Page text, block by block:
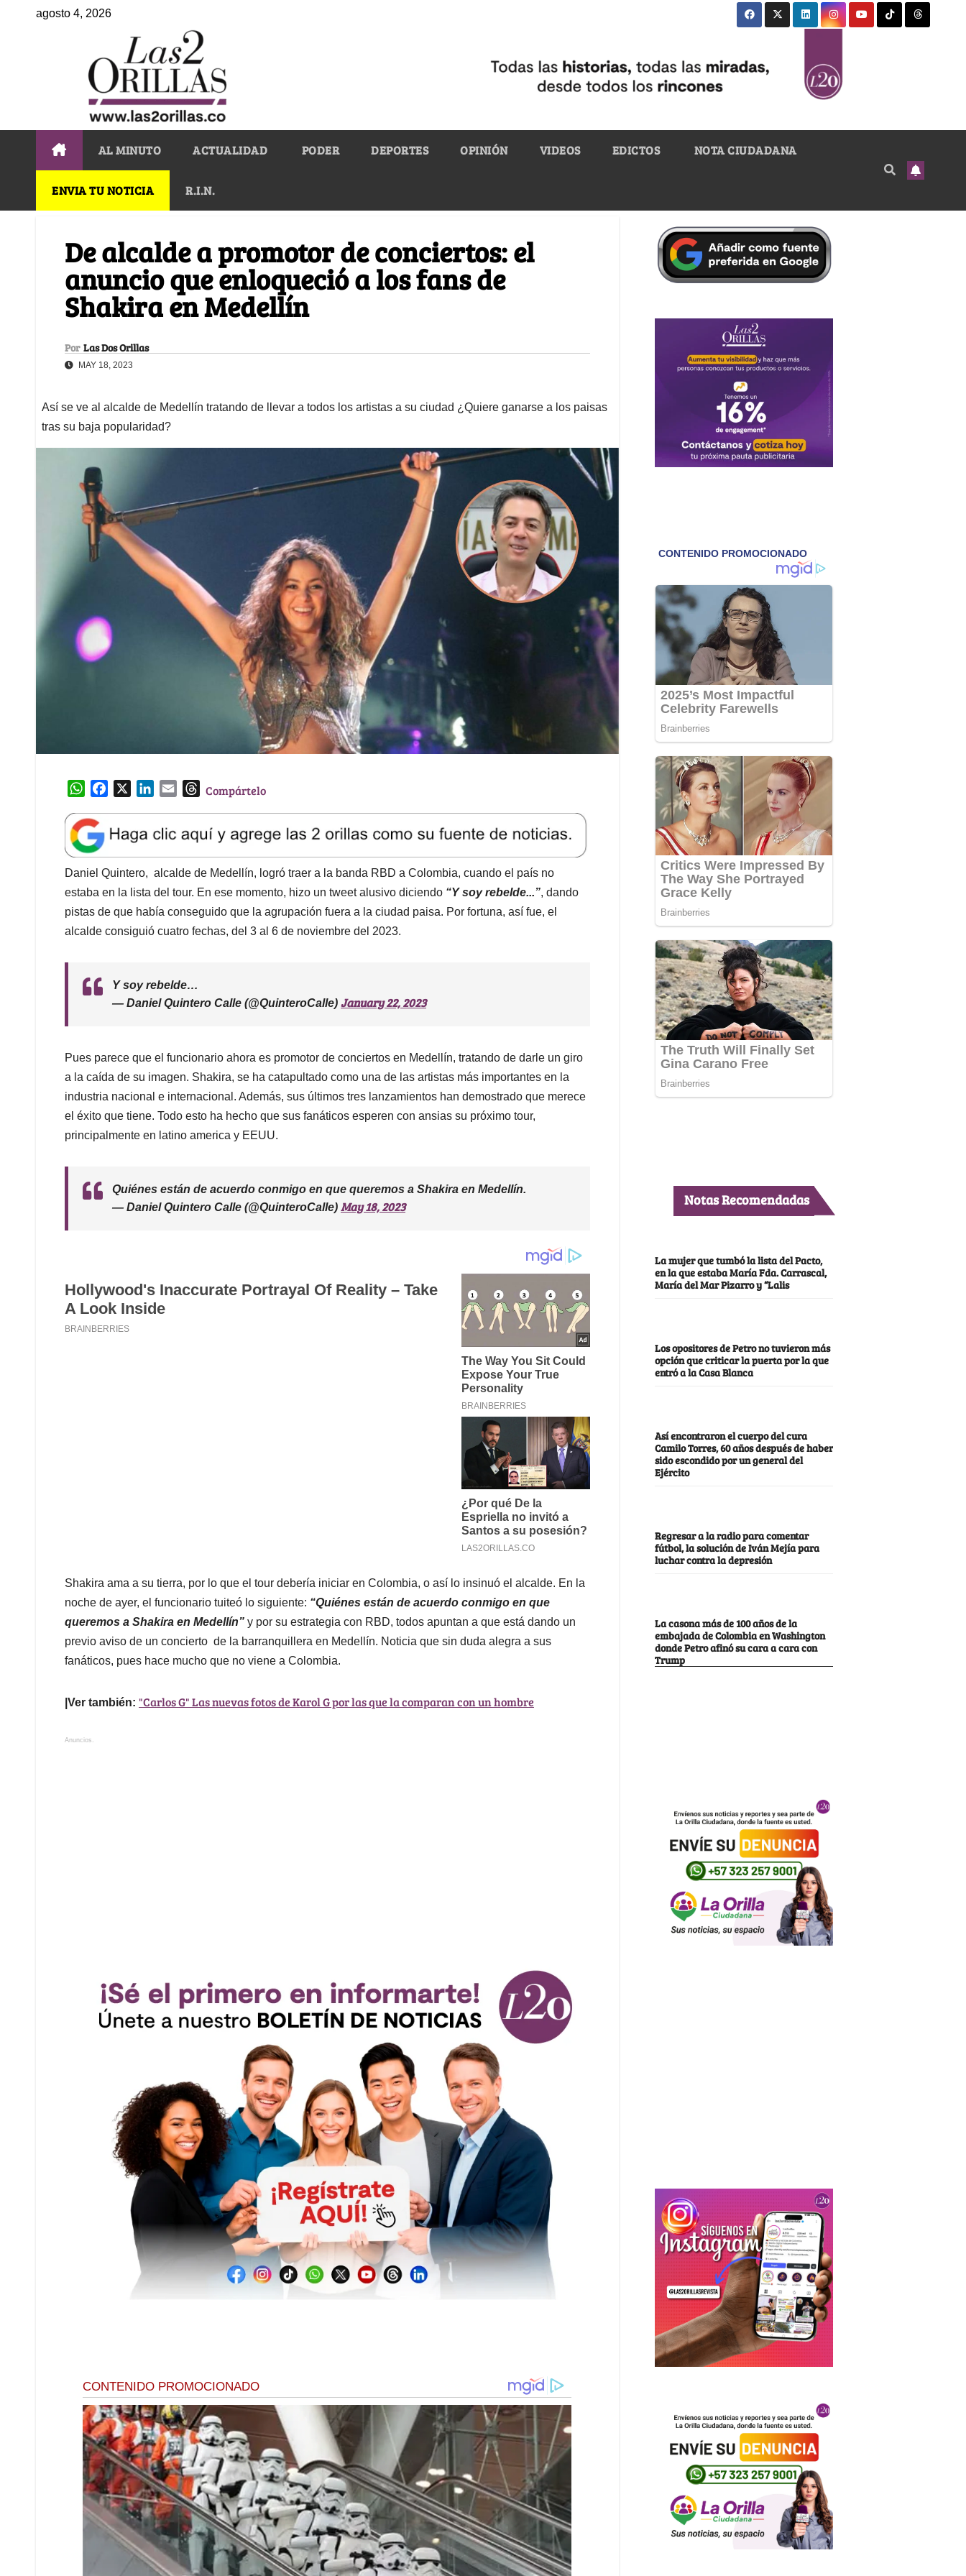
agosto 4, 2026
AL MINUTO ACTUALIDAD PODER DEPORTES OPINIÓN VIDEOS EDICTOS NOTA CIUDADANA
ENVIA TU NOTICIA R.I.N.
De alcalde a promotor de conciertos: el
anuncio que enloqueció a los fans de
Shakira en Medellín
Por Las Dos Orillas
MAY 18, 2023
Así se ve al alcalde de Medellín tratando de llevar a todos los artistas a su ciudad ¿Quiere ganarse a los paisas
tras su baja popularidad?
W
a
t
s
A
p
p
e
b
o
o
k
k
e
d
I
n
l
T
e
a
d
s
Compártelo
Daniel Quintero, alcalde de Medellín, logró traer a la banda RBD a Colombia, cuando el país no
estaba en la lista del tour. En ese momento, hizo un tweet alusivo diciendo “Y soy rebelde...”, dando
pistas de que había conseguido que la agrupación fuera a la ciudad paisa. Por fortuna, así fue, el
alcalde consiguió cuatro fechas, del 3 al 6 de noviembre del 2023.
Y soy rebelde…
— Daniel Quintero Calle (@QuinteroCalle) January 22, 2023
Pues parece que el funcionario ahora es promotor de conciertos en Medellín, tratando de darle un giro
a la caída de su imagen. Shakira, se ha catapultado como una de las artistas más importantes en la
industria nacional e internacional. Además, sus últimos tres lanzamientos han demostrado que merece
el éxito que tiene. Todo esto ha hecho que sus fanáticos esperen con ansias su próximo tour,
principalmente en latino america y EEUU.
Quiénes están de acuerdo conmigo en que queremos a Shakira en Medellín.
— Daniel Quintero Calle (@QuinteroCalle) May 18, 2023
Shakira ama a su tierra, por lo que el tour debería iniciar en Colombia, o así lo insinuó el alcalde. En la
noche de ayer, el funcionario tuiteó lo siguiente: “Quiénes están de acuerdo conmigo en que
queremos a Shakira en Medellín” y por su estrategia con RBD, todos apuntan a que está dando un
previo aviso de un concierto de la barranquillera en Medellín. Noticia que sin duda alegra a sus
fanáticos, pues hace mucho que no viene a Colombia.
|Ver también: "Carlos G" Las nuevas fotos de Karol G por las que la comparan con un hombre
Anuncios.
Notas Recomendadas
La mujer que tumbó la lista del Pacto,
en la que estaba María Fda. Carrascal,
María del Mar Pizarro y “Lalis
Los opositores de Petro no tuvieron más
opción que criticar la puerta por la que
entró a la Casa Blanca
Así encontraron el cuerpo del cura
Camilo Torres, 60 años después de haber
sido escondido por un general del
Ejército
Regresar a la radio para comentar
fútbol, la solución de Iván Mejía para
luchar contra la depresión
La casona más de 100 años de la
embajada de Colombia en Washington
donde Petro afinó su cara a cara con
Trump